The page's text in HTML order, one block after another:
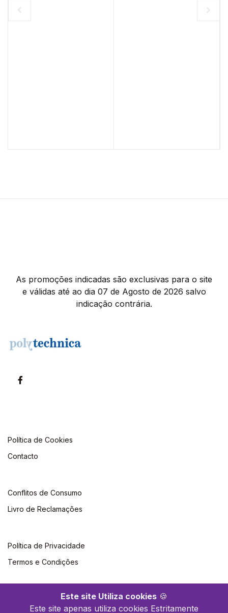
Este site Utiliza cookies 🍪
Este site apenas utiliza cookies Estritamente
-10%
As promoções indicadas são exclusivas para o site
e válidas até ao dia 07 de Agosto de 2026 salvo
indicação contrária.
Política de Cookies
Contacto
Conflitos de Consumo
Livro de Reclamações
Política de Privacidade
Termos e Condições